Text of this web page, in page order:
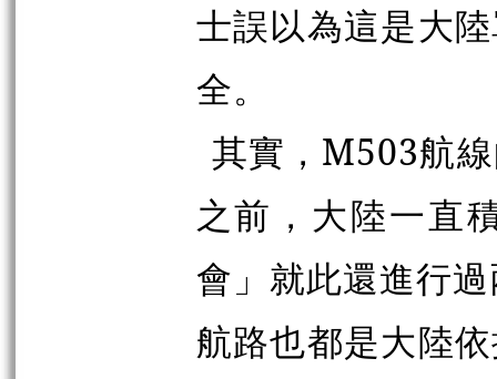
士誤以為這是大
全。
其實，M503航
之前，大陸一直
會」就此還進行
航路也都是大陸